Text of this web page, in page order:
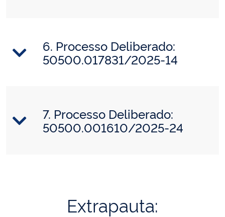
6. Processo Deliberado:
50500.017831/2025-14
7. Processo Deliberado:
50500.001610/2025-24
Extrapauta: